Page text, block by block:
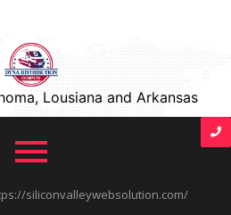
Lousiana and Arkansas
siliconvalleywebsolution.com/